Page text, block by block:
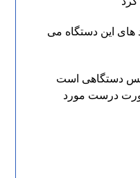
های این دستگاه می
دستگاهی است
درست مورد